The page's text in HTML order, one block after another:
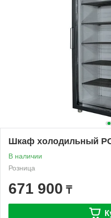
Шкаф холодильный
В наличии
Розница
671 900 ₸